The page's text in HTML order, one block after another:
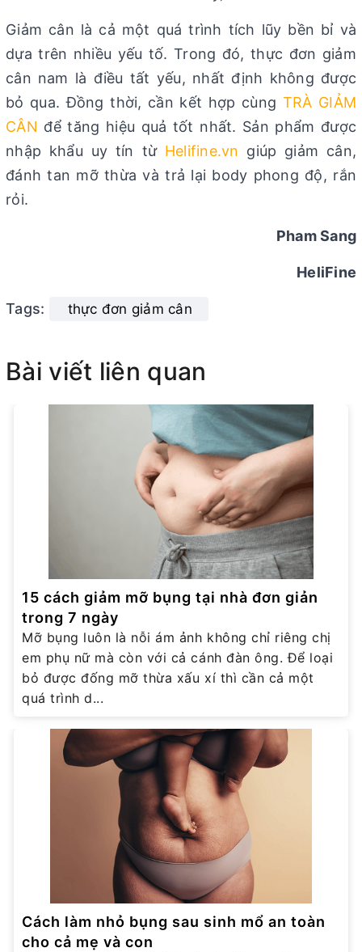
Giảm cân là cả một quá trình tích lũy bền bỉ và
dựa trên nhiều yếu tố. Trong đó, thực đơn giảm
cân nam là điều tất yếu, nhất định không được
bỏ qua. Đồng thời, cần kết hợp cùng TRÀ GIẢM
CÂN để tăng hiệu quả tốt nhất. Sản phẩm được
nhập khẩu uy tín từ Helifine.vn giúp giảm cân,
đánh tan mỡ thừa và trả lại body phong độ, rắn
rỏi.
Pham Sang
HeliFine
Tags: thực đơn giảm cân
Bài viết liên quan
15 cách giảm mỡ bụng tại nhà đơn giản
trong 7 ngày
Mỡ bụng luôn là nỗi ám ảnh không chỉ riêng chị
em phụ nữ mà còn với cả cánh đàn ông. Để loại
bỏ được đống mỡ thừa xấu xí thì cần cả một
quá trình d...
Cách làm nhỏ bụng sau sinh mổ an toàn
cho cả mẹ và con